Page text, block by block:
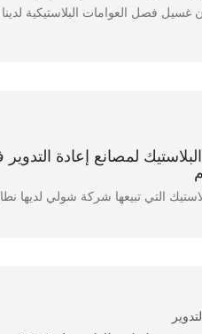
فصل العوامات البلاستيكية لدينا
لمصانع إعادة
التي تبيعها شركة شولي لديها